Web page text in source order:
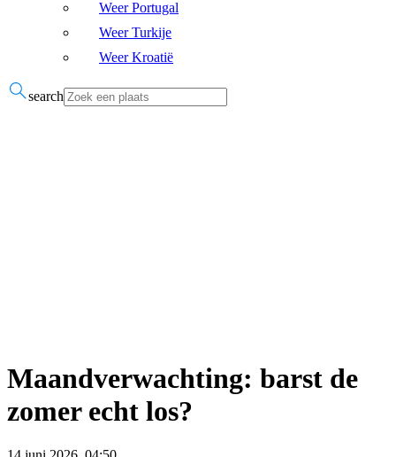
Weer Portugal
Weer Turkije
Weer Kroatië
search
Maandverwachting: barst de
zomer echt los?